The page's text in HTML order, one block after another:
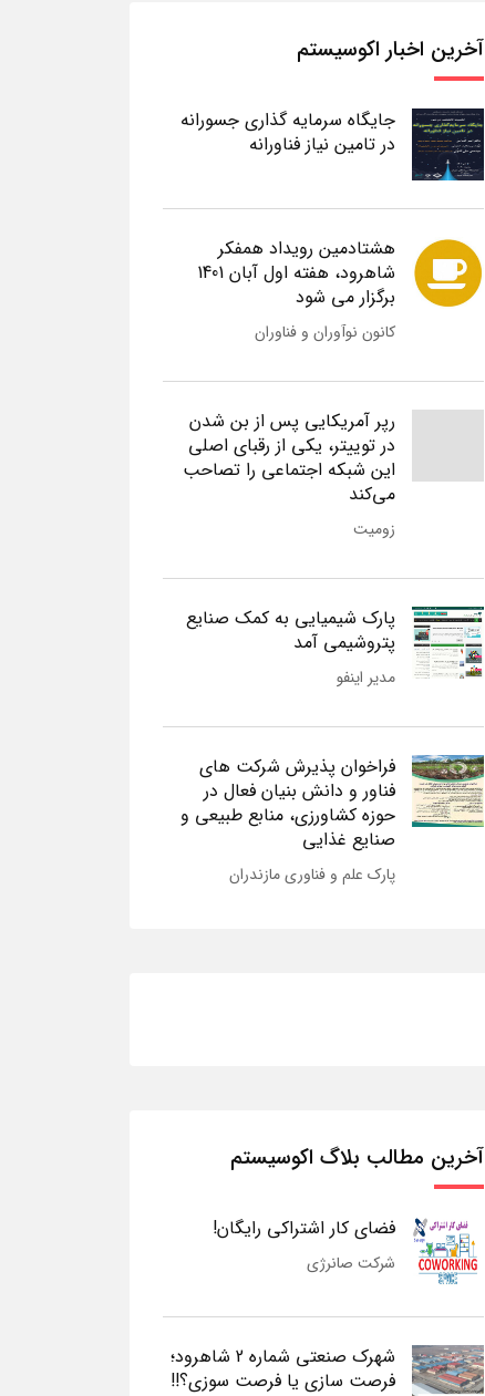
آخرین اخبار اکوسیستم
جایگاه سرمایه گذاری جسورانه
در تامین نیاز فناورانه
هشتادمین رویداد همفکر
شاهرود، هفته اول آبان 1401
برگزار می شود
کانون نوآوران و فناوران
رپر آمریکایی پس از بن شدن
در توییتر، یکی از رقبای اصلی
این شبکه اجتماعی را تصاحب
می‌کند
زومیت
پارک شیمیایی به کمک صنایع
پتروشیمی آمد
مدیر اینفو
فراخوان پذیرش شرکت های
فناور و دانش بنیان فعال در
حوزه کشاورزی، منابع طبیعی و
صنایع غذایی
پارک علم و فناوری مازندران
آخرین مطالب بلاگ اکوسیستم
فضای کار اشتراکی رایگان!
شرکت صانرژی
شهرک صنعتی شماره 2 شاهرود؛
فرصت سازی یا فرصت سوزی؟!!